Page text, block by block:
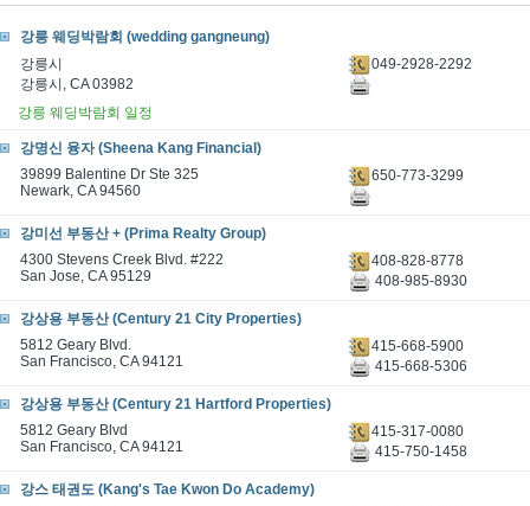
강릉 웨딩박람회 (wedding gangneung)
강릉시
강릉시, CA 03982
049-2928-2292
강릉 웨딩박람회 일정
강명신 융자 (Sheena Kang Financial)
39899 Balentine Dr Ste 325
Newark, CA 94560
650-773-3299
강미선 부동산 + (Prima Realty Group)
4300 Stevens Creek Blvd. #222
San Jose, CA 95129
408-828-8778
408-985-8930
강상용 부동산 (Century 21 City Properties)
5812 Geary Blvd.
San Francisco, CA 94121
415-668-5900
415-668-5306
강상용 부동산 (Century 21 Hartford Properties)
5812 Geary Blvd
San Francisco, CA 94121
415-317-0080
415-750-1458
강스 태권도 (Kang's Tae Kwon Do Academy)